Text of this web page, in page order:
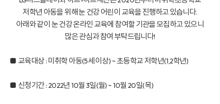
저학년 아동을 위해 눈 건강 어린이 교육을 진행하고 있습니다.
아래와 같이 눈 건강 온라인 교육에 참여할 기관을 모집하고 있으니
많은 관심과 참여 부탁드립니다!
■ 교육대상 : 미취학 아동(5세 이상) ~초등학교 저학년(1,2학년)
■ 신청기간: 2022년10월3일(월) ~ 10월 20일(목)